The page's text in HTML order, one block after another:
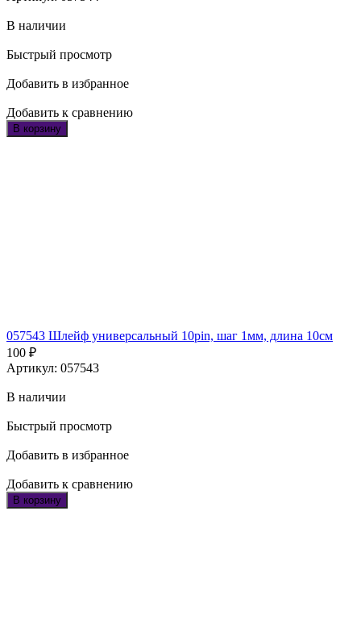
В наличии
Быстрый просмотр
Добавить в избранное
Добавить к сравнению
В корзину
057543 Шлейф универсальный 10pin, шаг 1мм, длина 10см
100 ₽
Артикул: 057543
В наличии
Быстрый просмотр
Добавить в избранное
Добавить к сравнению
В корзину